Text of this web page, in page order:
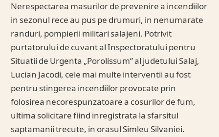
Nerespectarea masurilor de prevenire a incendiilor
in sezonul rece au pus pe drumuri, in nenumarate
randuri, pompierii militari salajeni. Potrivit
purtatorului de cuvant al Inspectoratului pentru
Situatii de Urgenta „Porolissum” al judetului Salaj,
Lucian Jacodi, cele mai multe interventii au fost
pentru stingerea incendiilor provocate prin
folosirea necorespunzatoare a cosurilor de fum,
ultima solicitare fiind inregistrata la sfarsitul
saptamanii trecute, in orasul Simleu Silvaniei.